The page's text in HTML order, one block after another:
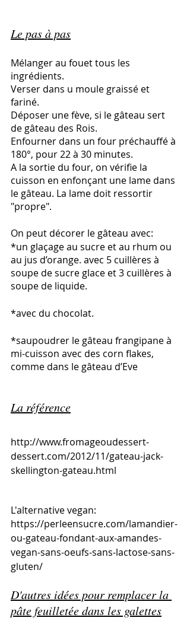
Le pas à pas
Mélanger au fouet tous les
ingrédients.
Verser dans u moule graissé et
fariné.
Déposer une fève, si le gâteau sert
de gâteau des Rois.
Enfourner dans un four préchauffé à
180°, pour 22 à 30 minutes.
A la sortie du four, on vérifie la
cuisson en enfonçant une lame dans
le gâteau. La lame doit ressortir
"propre".
On peut décorer le gâteau avec:
*un glaçage au sucre et au rhum ou
au jus d’orange. avec 5 cuillères à
soupe de sucre glace et 3 cuillères à
soupe de liquide.
*avec du chocolat.
*saupoudrer le gâteau frangipane à
mi-cuisson avec des corn flakes,
comme dans le gâteau d’Eve
La référence
http://www.fromageoudessert-
dessert.com/2012/11/gateau-jack-
skellington-gateau.html
L'alternative vegan:
https://perleensucre.com/lamandier-
ou-gateau-fondant-aux-amandes-
vegan-sans-oeufs-sans-lactose-sans-
gluten/
D'autres idées pour remplacer la
pâte feuilletée dans les galettes